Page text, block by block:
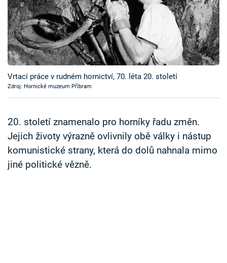
Časopis
Sledujte prima+
Přihlášení
Vrtací práce v rudném hornictví, 70. léta 20. století
Zdroj: Hornické muzeum Příbram
20. století znamenalo pro horníky řadu změn.
Jejich životy výrazně ovlivnily obě války i nástup
komunistické strany, která do dolů nahnala mimo
jiné politické vězně.